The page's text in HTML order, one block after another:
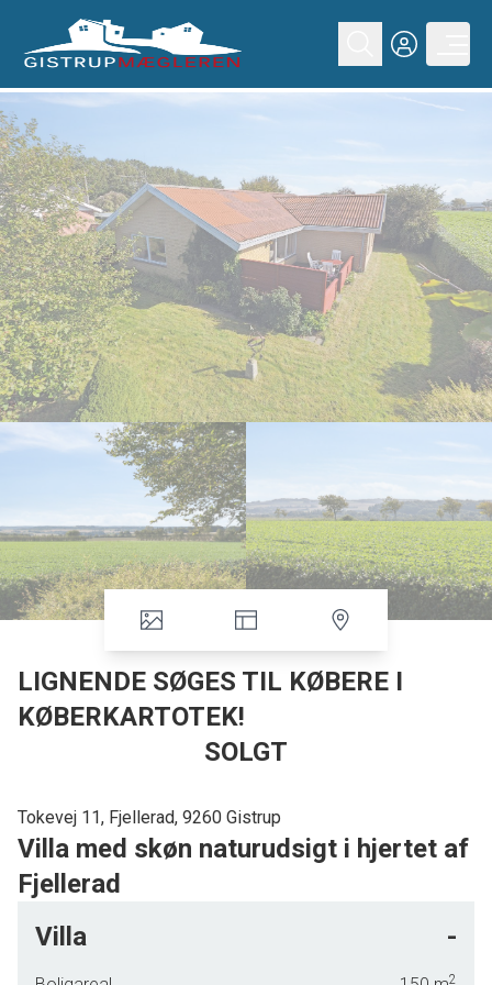
LIGNENDE SØGES TIL KØBERE I
KØBERKARTOTEK!
SOLGT
Tokevej 11, Fjellerad, 9260 Gistrup
Villa med skøn naturudsigt i hjertet af
Fjellerad
Forestil dig en villa, hvor hver detalje er nøje udvalgt for at
Villa -
2